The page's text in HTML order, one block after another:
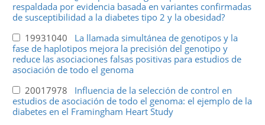
respaldada por evidencia basada en variantes confirmadas
de susceptibilidad a la diabetes tipo 2 y la obesidad?
19931040 La llamada simultánea de genotipos y la
fase de haplotipos mejora la precisión del genotipo y
reduce las asociaciones falsas positivas para estudios de
asociación de todo el genoma
20017978 Influencia de la selección de control en
estudios de asociación de todo el genoma: el ejemplo de la
diabetes en el Framingham Heart Study